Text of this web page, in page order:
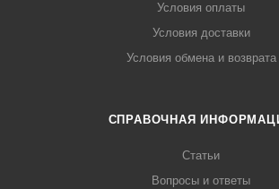
Условия оплаты
Условия доставки
Условия обмена и возврата
СПРАВОЧНАЯ
Статьи
Вопросы и ответы